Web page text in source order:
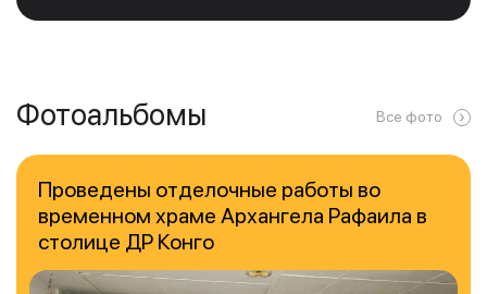
Фотоальбомы Все фото
Проведены отделочные работы во
временном храме Архангела Рафаила в
столице ДР Конго